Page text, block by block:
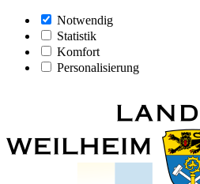
Notwendig
Statistik
Komfort
Personalisierung